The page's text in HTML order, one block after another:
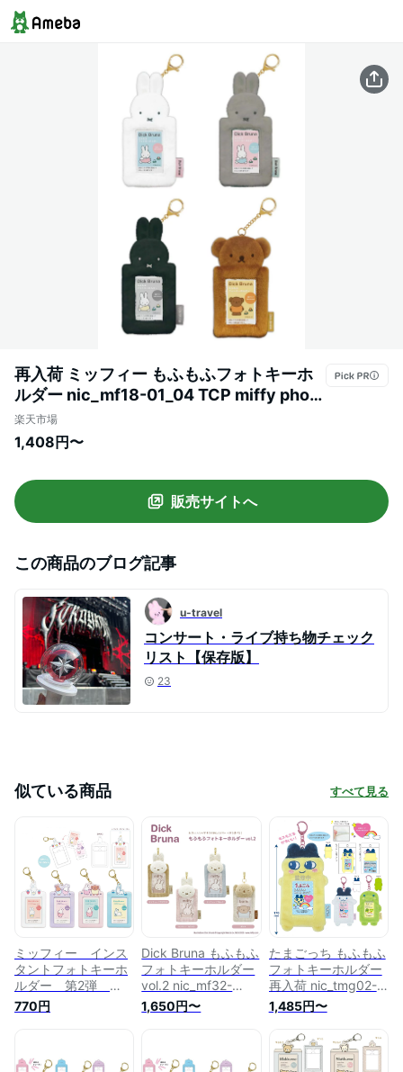
再入荷 ミッフィー もふもふフォトキーホ
ルダー nic_mf18-01_04 TCP miffy photo
key holder Vol.2 ミッフィーグッズ 写真
キーホルダー インスタントフォトキーホル
し活 usagi（ 全4柄セットのみ 送料無
料 ）
楽天市場
1,408円〜
販売サイトへ
この商品のブログ記事
u-travel
コンサート・ライブ持ち物チェック
リスト【保存版】
23
似ている商品 すべて見る
ミッフィー インス
タントフォトキーホ
ルダー 第2弾
nic_mf21-01_04
TCP miffy photo
真 キーホルダー フ
770円
Dick Bruna もふもふ
フォトキーホルダー
vol.2 nic_mf32-
01_04 TCP miffy
photo key holder ミ
タントフォトキーホ
1,650円〜
たまごっち もふもふ
フォトキーホルダー
再入荷 nic_tmg02-
01_03 TCP
tamagotchi photo
key holder たまごっ
ちグッズ 写真 キー
ホルダー インスタン
1,485円〜